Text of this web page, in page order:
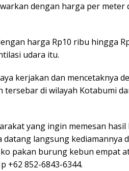
dengan harga per meter
harga Rp10 ribu hingga
udara itu.
kerjakan dan mencetaknya
tersebar di wilayah Kotabumi
yang ingin memesan
langsung kediamannya
pakan burung kebun empat
+62 852-6843-6344.